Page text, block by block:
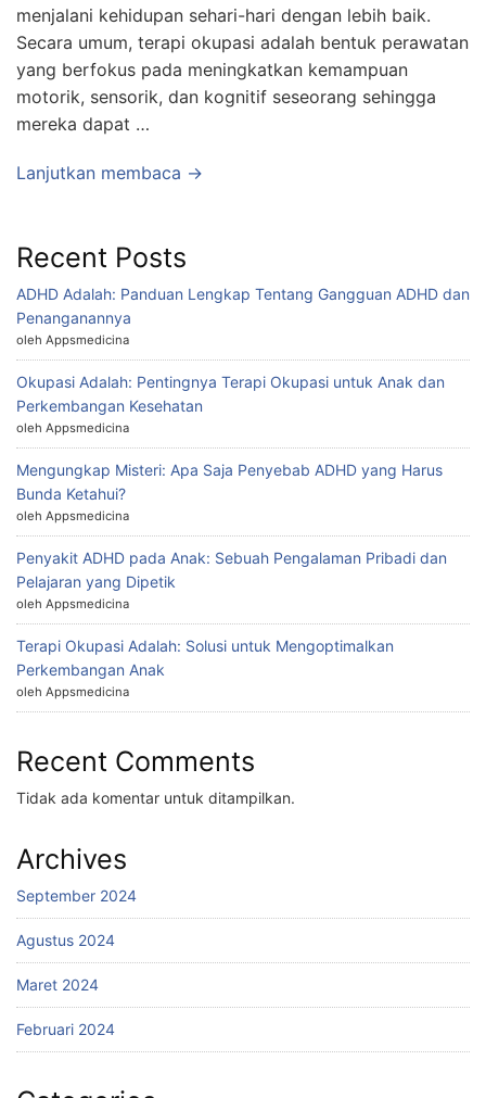
menjalani kehidupan sehari-hari dengan lebih baik.
Secara umum, terapi okupasi adalah bentuk perawatan
yang berfokus pada meningkatkan kemampuan
motorik, sensorik, dan kognitif seseorang sehingga
mereka dapat …
Lanjutkan membaca →
Recent Posts
ADHD Adalah: Panduan Lengkap Tentang Gangguan ADHD dan
Penanganannya
oleh Appsmedicina
Okupasi Adalah: Pentingnya Terapi Okupasi untuk Anak dan
Perkembangan Kesehatan
oleh Appsmedicina
Mengungkap Misteri: Apa Saja Penyebab ADHD yang Harus
Bunda Ketahui?
oleh Appsmedicina
Penyakit ADHD pada Anak: Sebuah Pengalaman Pribadi dan
Pelajaran yang Dipetik
oleh Appsmedicina
Terapi Okupasi Adalah: Solusi untuk Mengoptimalkan
Perkembangan Anak
oleh Appsmedicina
Recent Comments
Tidak ada komentar untuk ditampilkan.
Archives
September 2024
Agustus 2024
Maret 2024
Februari 2024